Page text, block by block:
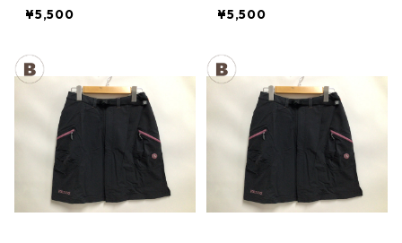
GRY レディース
¥5,500
GRY レディース
¥5,500